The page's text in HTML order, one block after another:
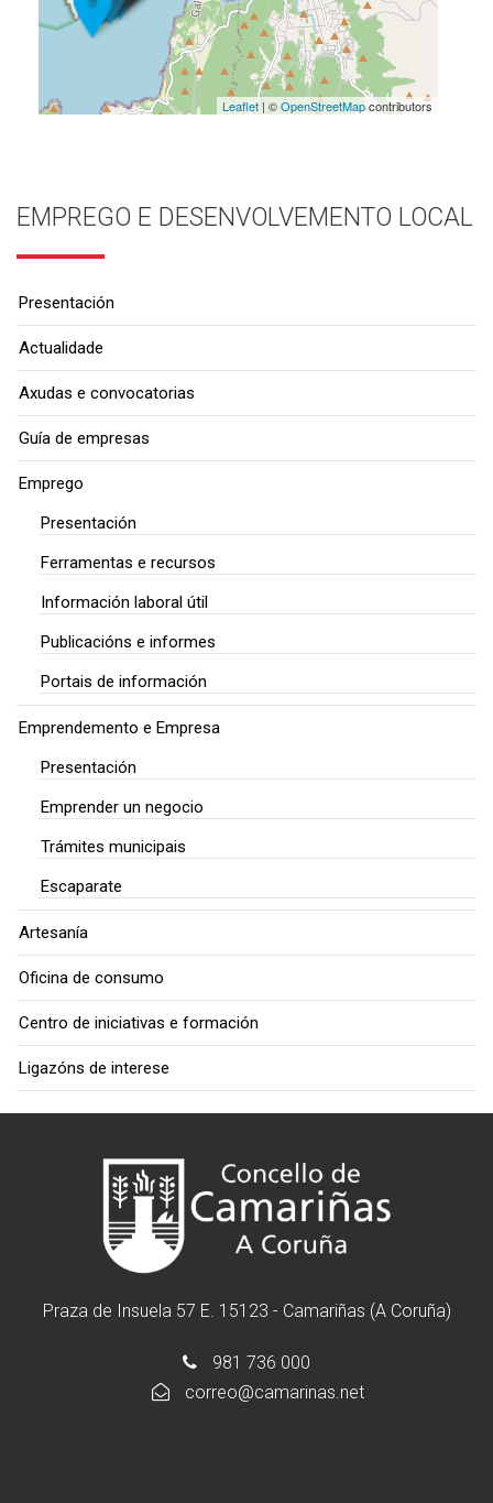
Leaflet| ©OpenStreetMapcontributors
EMPREGO E DESENVOLVEMENTO LOCAL
Presentación
Actualidade
Axudas e convocatorias
Guía de empresas
Emprego
Presentación
Ferramentas e recursos
Información laboral útil
Publicacións e informes
Portais de información
Emprendemento e Empresa
Presentación
Emprender un negocio
Trámites municipais
Escaparate
Artesanía
Oficina de consumo
Centro de iniciativas e formación
Ligazóns de interese
Praza de Insuela 57 E. 15123 - Camariñas (A Coruña)
981 736 000
correo@camarinas.net